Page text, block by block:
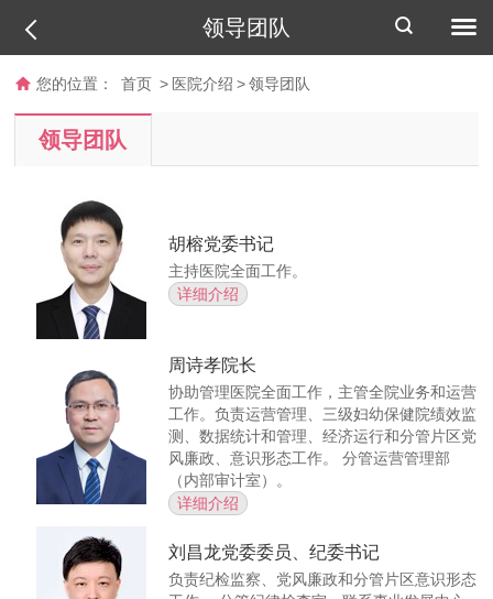
领导团队
您的位置： 首页 > 医院介绍 > 领导团队
领导团队
胡榕党委书记
主持医院全面工作。
详细介绍
周诗孝院长
协助管理医院全面工作，主管全院业务和运营
工作。负责运营管理、三级妇幼保健院绩效监
测、数据统计和管理、经济运行和分管片区党
风廉政、意识形态工作。 分管运营管理部
（内部审计室）。
详细介绍
刘昌龙党委委员、纪委书记
负责纪检监察、党风廉政和分管片区意识形态